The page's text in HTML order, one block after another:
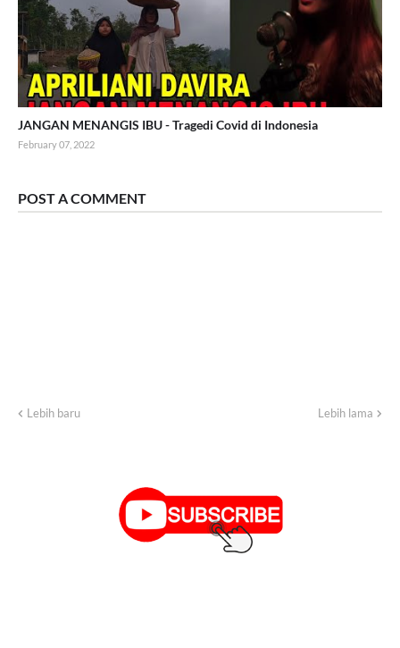
JANGAN MENANGIS IBU - Tragedi Covid di Indonesia
February 07, 2022
POST A COMMENT
Lebih baru Lebih lama